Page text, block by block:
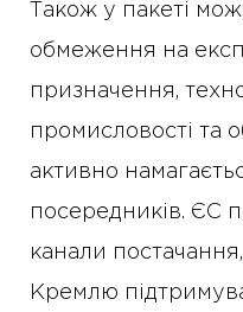
Також у пакеті
обмеження на
призначення,
промисловості та
активно
посередників. ЄС
канали
Кремлю